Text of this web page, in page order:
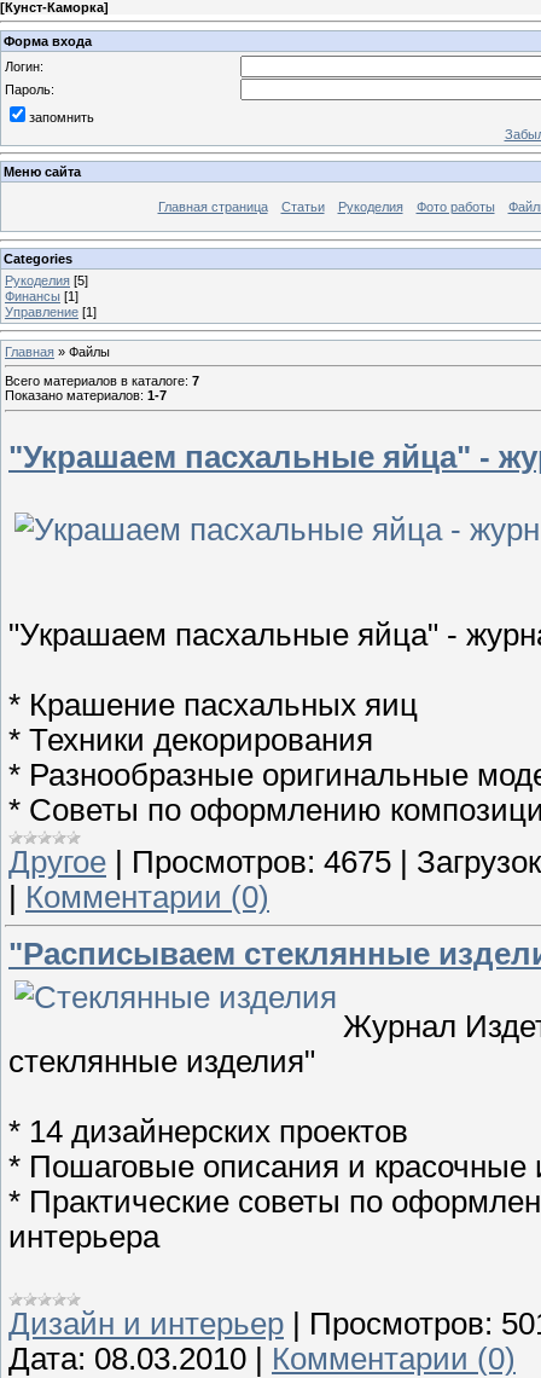
[Кунст-Каморка]
Форма входа
Логин:
Пароль:
запомнить
Меню сайта
Главная страница Статьи Рукоделия Фото работы
Categories
Рукоделия [5]
Финансы [1]
Управление [1]
Главная » Файлы
Всего материалов в каталоге: 7
Показано материалов: 1-7
"Украшаем пасхальные яйца" -
"Украшаем пасхальные яйца" -
* Крашение пасхальных яиц
* Техники декорирования
* Разнообразные оригинальные
* Советы по оформлению
Другое | Просмотров: 4675 |
| Комментарии (0)
"Расписываем стеклянные
Журнал
стеклянные изделия"
* 14 дизайнерских проектов
* Пошаговые описания и красочные
* Практические советы по
интерьера
Дизайн и интерьер Просмотров:
Дата: 08.03.2010
Комментарии (0)